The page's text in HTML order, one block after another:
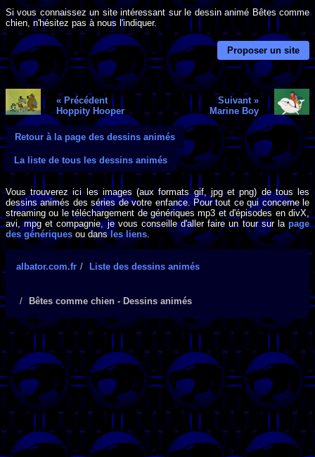
Si vous connaissez un site intéressant sur le dessin animé Bêtes comme
chien, n'hésitez pas à nous l'indiquer.
Proposer un site
« Précédent
Hoppity Hooper
Suivant »
Marine Boy
Retour à la page des dessins animés
La liste de tous les dessins animés
Vous trouverez ici les images (aux formats gif, jpg et png) de tous les
dessins animés des séries de votre enfance. Pour tout ce qui concerne le
streaming ou le téléchargement de génériques mp3 et d'épisodes en divX,
avi, mpg et compagnie, je vous conseille d'aller faire un tour sur la page
des génériques ou dansles liens.
albator.com.fr Liste des dessins animés
Bêtes comme chien - Dessins animés